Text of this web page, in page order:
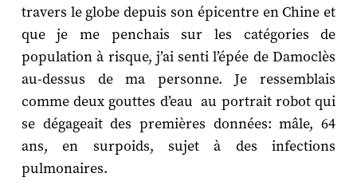
travers le globe depuis son épicentre en Chine et
que je me penchais sur les catégories de
population à risque, j’ai senti l’épée de Damoclès
au-dessus de ma personne. Je ressemblais
comme deux gouttes d’eau au portrait robot qui
se dégageait des premières données: mâle, 64
ans, en surpoids, sujet à des infections
pulmonaires.